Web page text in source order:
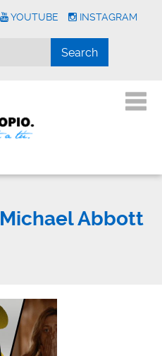
YOUTUBE INSTAGRAM
Michael Abbott